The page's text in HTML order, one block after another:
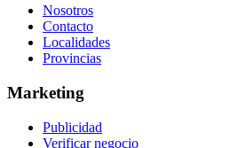
Nosotros
Contacto
Localidades
Provincias
Marketing
Publicidad
Verificar negocio